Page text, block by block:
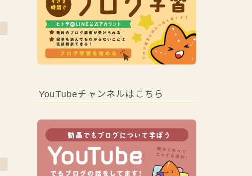
YouTubeチャンネルはこちら